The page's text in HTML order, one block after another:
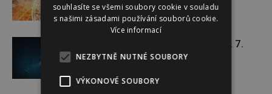
Týdenní horoskop 20. 7. – 26. 7.
souhlasíte se všemi soubory cookie v souladu
s našimi zásadami používání souborů cookie.
Více informací
NEZBYTNĚ NUTNÉ SOUBORY
VÝKONOVÉ SOUBORY